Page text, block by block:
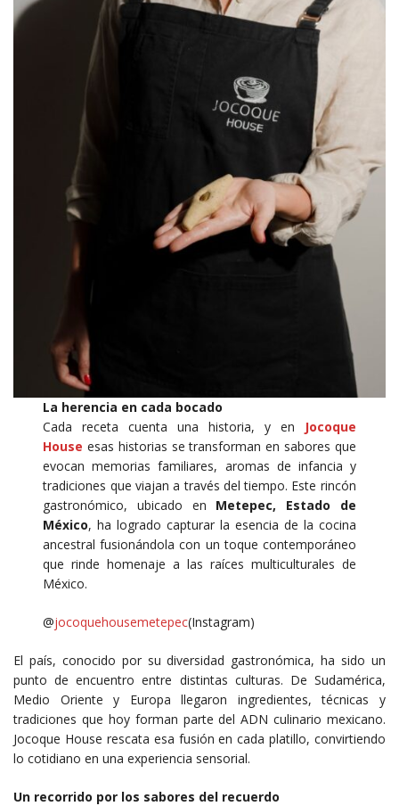
La herencia en cada bocado
Cada receta cuenta una historia, y en
Jocoque
House esas historias se transforman en sabores que
evocan memorias familiares, aromas de infancia y
tradiciones que viajan a través del tiempo. Este rincón
gastronómico, ubicado en Metepec, Estado de
México, ha logrado capturar la esencia de la cocina
ancestral fusionándola con un toque contemporáneo
que rinde homenaje a las raíces multiculturales de
México.
@jocoquehousemetepec(Instagram)
El país, conocido por su diversidad gastronómica, ha sido un
punto de encuentro entre distintas culturas. De Sudamérica,
Medio Oriente y Europa llegaron ingredientes, técnicas y
tradiciones que hoy forman parte del ADN culinario mexicano.
Jocoque House rescata esa fusión en cada platillo, convirtiendo
lo cotidiano en una experiencia sensorial.
Un recorrido por los sabores del recuerdo